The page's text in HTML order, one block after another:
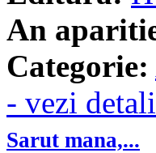
An
Categorie:
- vezi
Sarut mana,...